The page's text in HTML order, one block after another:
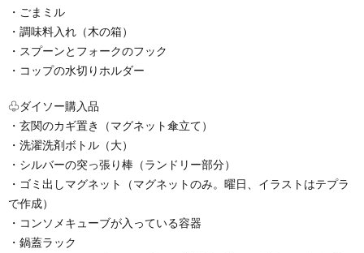
・ごまミル
・調味料入れ（木の箱）
・スプーンとフォークのフック
・コップの水切りホルダー
♧ダイソー購入品
・玄関のカギ置き（マグネット傘立て）
・洗濯洗剤ボトル（大）
・シルバーの突っ張り棒（ランドリー部分）
・ゴミ出しマグネット（マグネットのみ。曜日、イラストはテプラ
で作成）
・コンソメキューブが入っている容器
・鍋蓋ラック